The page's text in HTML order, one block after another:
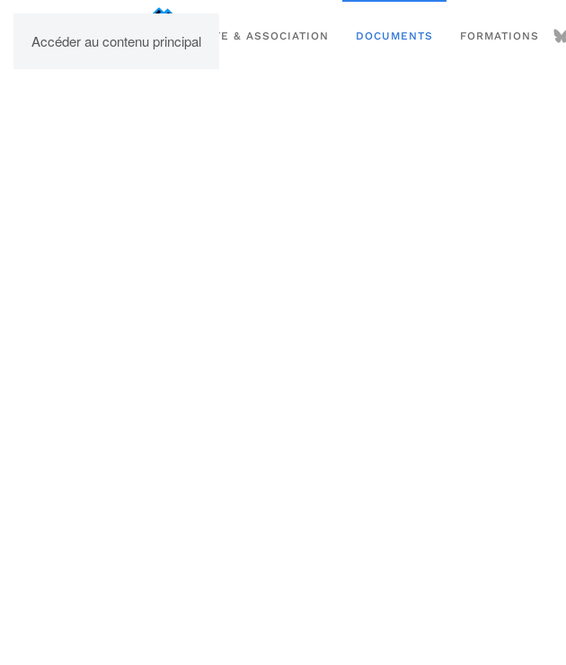
Accéder au contenu principal
UPBM SITE & ASSOCIATION DOCUMENTS FORMATIONS